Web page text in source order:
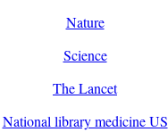
Nature
Science
The Lancet
National library medicine US